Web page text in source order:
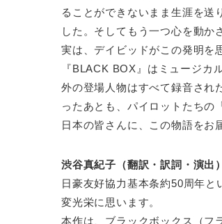
ることができないまま生涯を送
した。そしてもう一つ心を動か
実は、デイビッドがこの発明を
『BLACK BOX』はミュージカ
外の登場人物はすべて録音され
ったあとも、パイロットたちの
日本の皆さんに、この物語をお
渋谷真紀子（翻訳・訳詞・演出）
日豪友好協力基本条約50周年
変光栄に思います。
本作は、ブラックボックス（フ